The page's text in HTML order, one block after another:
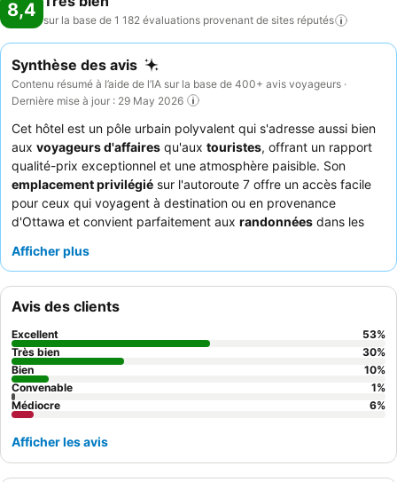
8,4 sur la base de 1 182 évaluations provenant de sites réputés
Synthèse des avis
Contenu résumé à l’aide de l’IA sur la base de 400+ avis voyageurs ·
Dernière mise à jour : 29 May 2026
Cet hôtel est un pôle urbain polyvalent qui s'adresse aussi bien
aux voyageurs d'affaires qu'aux touristes, offrant un rapport
qualité-prix exceptionnel et une atmosphère paisible. Son
emplacement privilégié sur l'autoroute 7 offre un accès facile
pour ceux qui voyagent à destination ou en provenance
d'Ottawa et convient parfaitement aux randonnées dans les
comprennent un
constamment le
exceptionnelles, ainsi que la commodité des nombreux
restaurants à proximité
. Pour un séjour plus calme, choisissez
une chambre donnant sur le jardin.
Afficher plus
Avis des clients
Excellent 53%
Très bien
30%
Bien
10%
Convenable
1%
Médiocre
6%
Afficher les avis